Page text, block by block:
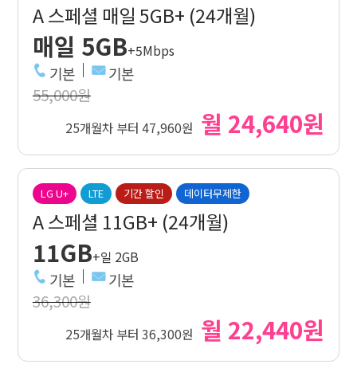
A 스페셜 매일 5GB+ (24개월)
매일 5GB+5Mbps
기본 기본
55,000원
25개월차 부터 47,960원 월 24,640원
LG U+ LTE 기간 할인 데이터무제한
A 스페셜 11GB+ (24개월)
11GB+일 2GB
기본 기본
36,300원
25개월차 부터 36,300원 월 22,440원